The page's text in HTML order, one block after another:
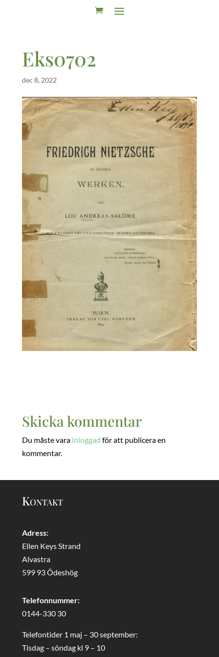
Eks0702
dec 8, 2022
Skicka kommentar
Du måste vara inloggad för att publicera en
kommentar.
Kontakt
Adress:
Ellen Keys Strand
Alvastra
599 93 Ödeshög
Telefonnummer:
0144-330 30
Telefontider 1 maj – 30 september:
Tisdag – söndag kl 9 – 10